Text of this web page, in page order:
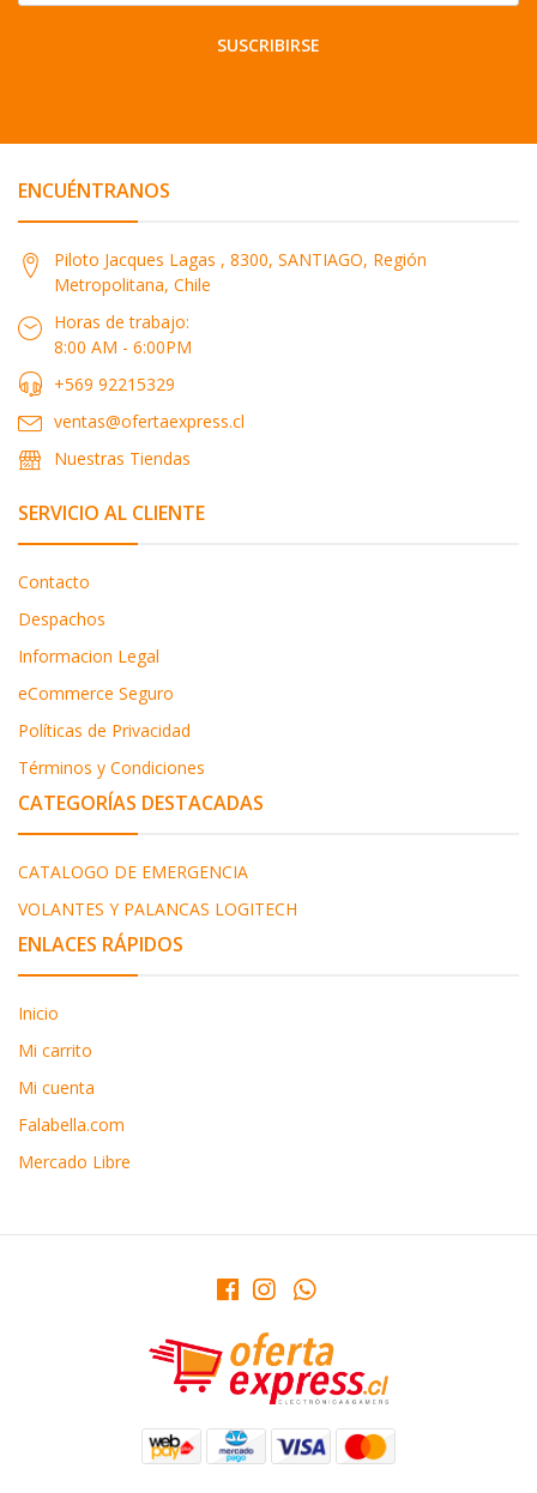
SUSCRIBIRSE
ENCUÉNTRANOS
Piloto Jacques Lagas , 8300, SANTIAGO, Región
Metropolitana, Chile
Horas de trabajo:
8:00 AM - 6:00PM
+569 92215329
ventas@ofertaexpress.cl
Nuestras Tiendas
SERVICIO AL CLIENTE
Contacto
Despachos
Informacion Legal
eCommerce Seguro
Políticas de Privacidad
Términos y Condiciones
CATEGORÍAS DESTACADAS
CATALOGO DE EMERGENCIA
VOLANTES Y PALANCAS LOGITECH
ENLACES RÁPIDOS
Inicio
Mi carrito
Mi cuenta
Falabella.com
Mercado Libre